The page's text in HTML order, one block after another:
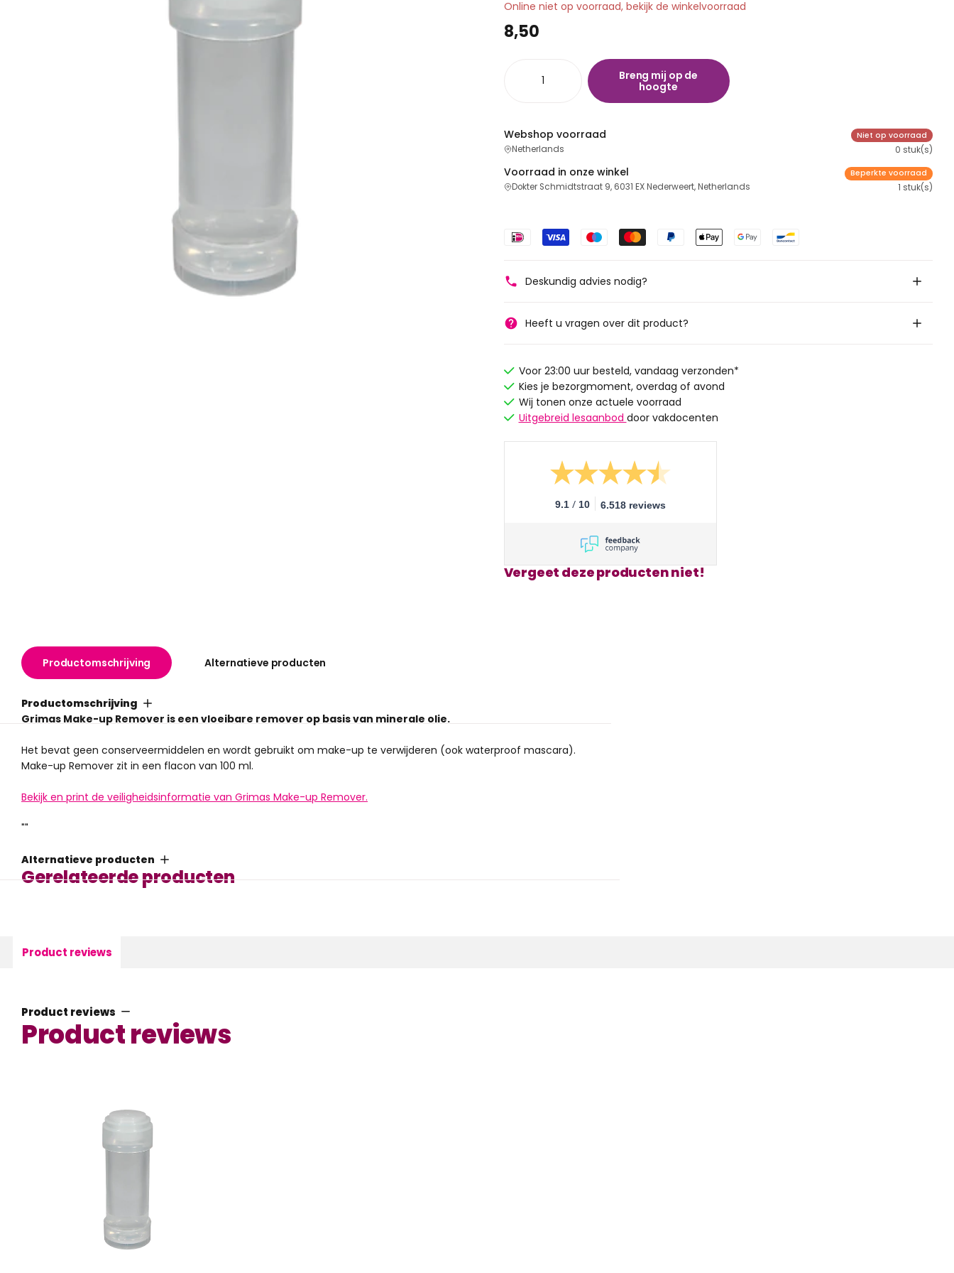
Online niet op voorraad, bekijk de winkelvoorraad
8,50
Breng mij op de
hoogte
Webshop voorraad
Netherlands
Niet op voorraad
0 stuk(s)
Voorraad in onze winkel
Dokter Schmidtstraat 9, 6031 EX Nederweert, Netherlands
Beperkte voorraad
1 stuk(s)
Deskundig advies nodig?
Heeft u vragen over dit product?
Voor 23:00 uur besteld, vandaag verzonden*
Kies je bezorgmoment, overdag of avond
Wij tonen onze actuele voorraad
Uitgebreid lesaanbod door vakdocenten
9.1 / 10 6.518 reviews
Vergeet deze producten niet!
Productomschrijving Alternatieve producten
Productomschrijving
Grimas Make-up Remover is een vloeibare remover op basis van minerale olie.
Het bevat geen conserveermiddelen en wordt gebruikt om make-up te verwijderen (ook waterproof mascara).
Make-up Remover zit in een flacon van 100 ml.
Bekijk en print de veiligheidsinformatie van Grimas Make-up Remover.
""
Alternatieve producten
Gerelateerde producten
Product reviews
Product reviews
Product reviews